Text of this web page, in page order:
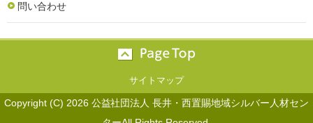
問い合わせ
サイトマップ
Copyright (C) 2026 公益社団法人 長井・西置賜地域シルバー人材セン